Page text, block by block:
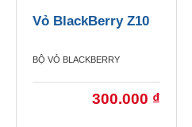
Vỏ BlackBerry Z10
BỘ VỎ BLACKBERRY
300.000 ₫